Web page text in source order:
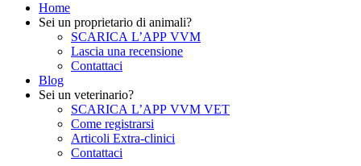
Home
Sei un proprietario di animali?
SCARICA L’APP VVM
Lascia una recensione
Contattaci
Blog
Sei un veterinario?
SCARICA L’APP VVM VET
Come registrarsi
Articoli Extra-clinici
Contattaci